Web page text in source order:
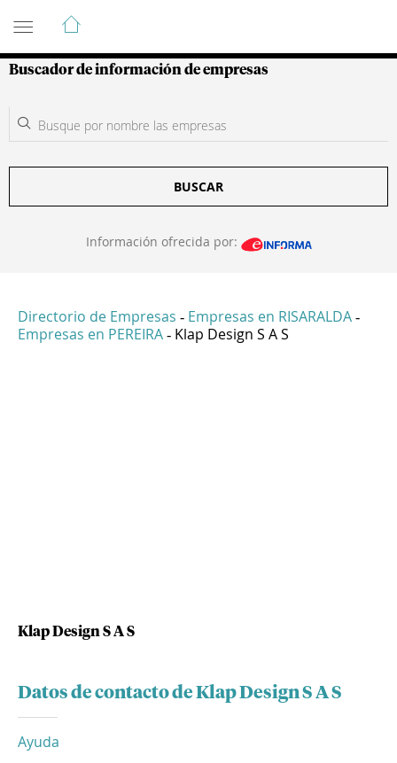
Guía de Empresas Colombianas
Buscador de información de empresas
BUSCAR
Información ofrecida por:
Directorio de Empresas - Empresas en RISARALDA -
Empresas en PEREIRA - Klap Design S A S
Klap Design S A S
Datos de contacto de Klap Design S A S
Ayuda